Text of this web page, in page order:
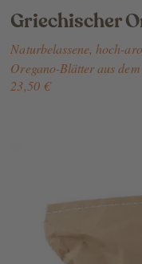
Griechischer
Naturbelassene, hoch-
Oregano-Blätter aus
23,50 €